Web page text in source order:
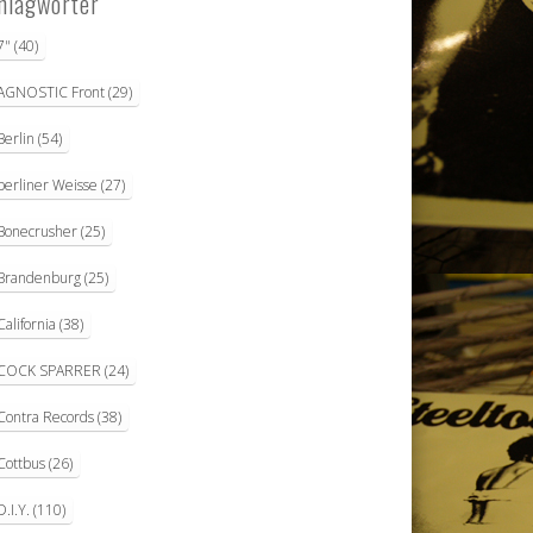
(40)
Front(29)
(54)
Weisse (27)
(25)
(25)
(38)
SPARRER (24)
Records(38)
(26)
(110)